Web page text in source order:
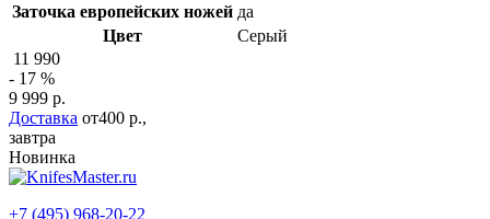
Заточка европейских ножей да
Цвет
Серый
11 990
- 17 %
9 999 р.
Доставка от400 р.,
завтра
Новинка
+7 (495) 968-20-22